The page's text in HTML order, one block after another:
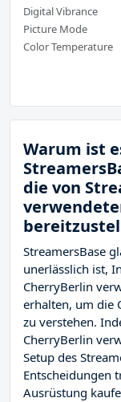
Digital Vibrance
Picture Mode
Color Temperature
Warum ist
die von
StreamersBase
unerlässlich ist,
CherryBerlin
erhalten, um die
zu verstehen.
CherryBerlin
Setup des
Entscheidungen
Ausrüstung